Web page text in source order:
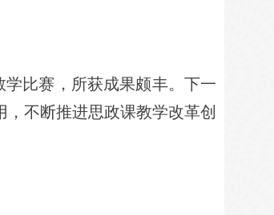
比赛，所获成果颇丰。下一
不断推进思政课教学改革创